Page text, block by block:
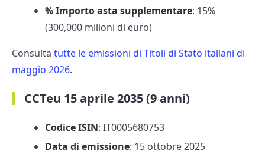
% Importo asta supplementare: 15%
(300,000 milioni di euro)
Consulta tutte le emissioni di Titoli di Stato italiani di
maggio 2026.
CCTeu 15 aprile 2035 (9 anni)
Codice ISIN: IT0005680753
Data di emissione: 15 ottobre 2025